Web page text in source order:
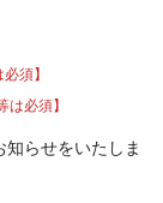
須】
は必須】
らせをいたしま